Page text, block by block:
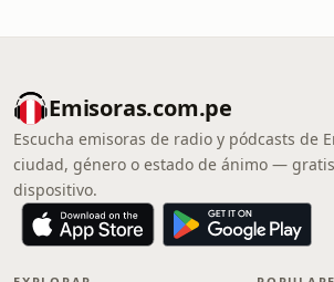
Emisoras.com.pe
Escucha emisoras de radio y pódcasts de
ciudad, género o estado de ánimo —
dispositivo.